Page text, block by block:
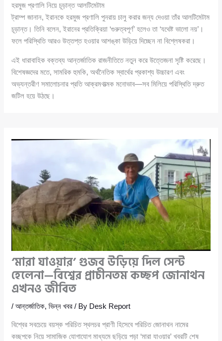
হরমুজ প্রণালি নিয়ে চূড়ান্ত আলটিমেটাম
ট্রাম্প জানান, ইরানকে হরমুজ প্রণালি পুনরায় চালু করার জন্য দেওয়া তাঁর আলটিমেটাম
চূড়ান্ত। তিনি বলেন, ইরানের প্রতিক্রিয়া ‘গুরুত্বপূর্ণ’ হলেও তা ‘যথেষ্ট ভালো নয়’।
ফলে পরিস্থিতি আরও উত্তপ্ত হওয়ার আশঙ্কা উড়িয়ে দিচ্ছেন না বিশ্লেষকরা।
এই ধারাবাহিক বক্তব্য আন্তর্জাতিক রাজনীতিতে নতুন করে উত্তেজনা সৃষ্টি করেছে।
বিশেষজ্ঞদের মতে, সামরিক হুমকি, অর্থনৈতিক স্বার্থের প্রকাশ্য উচ্চারণ এবং
অভ্যন্তরীণ সমালোচনার প্রতি আক্রমণাত্মক মনোভাব—সব মিলিয়ে পরিস্থিতি দ্রুত
জটিল হয়ে উঠছে।
‘মারা যাওয়ার’ গুজব উড়িয়ে দিল সেন্ট
হেলেনা—বিশ্বের প্রাচীনতম কচ্ছপ জোনাথন
এখনও জীবিত
/আন্তর্জাতিক,ভিন্ন খবর / By Desk Report
বিশ্বের সবচেয়ে বয়স্ক পরিচিত স্থলচর প্রাণী হিসেবে পরিচিত জোনাথন নামের
কচ্ছপকে নিয়ে সামাজিক যোগাযোগ মাধ্যমে ছড়িয়ে পড়া ‘মারা যাওয়ার’ খবরটি শেষ